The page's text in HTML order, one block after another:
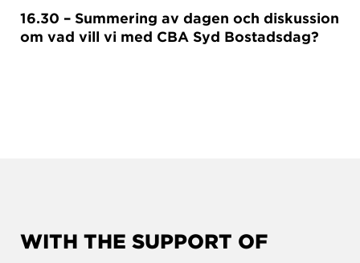
16.30 – Summering av dagen och diskussion
om vad vill vi med CBA Syd Bostadsdag?
WITH THE SUPPORT OF